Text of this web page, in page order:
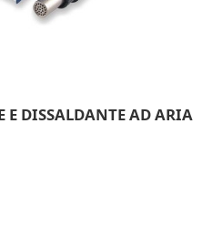
E DISSALDANTE AD ARIA